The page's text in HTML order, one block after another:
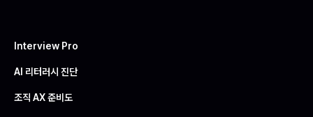
Interview Pro
AI 리터러시 진단
조직 AX 준비도